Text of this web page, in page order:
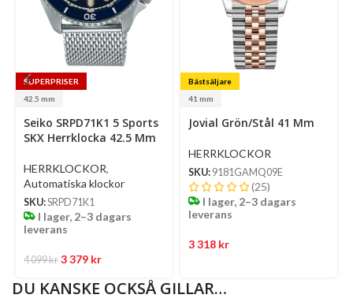
SUPERPRISER
42.5 mm
Select
options
Seiko SRPD71K1 5 Sports
SKX Herrklocka 42.5 Mm
HERRKLOCKOR,
Automatiska klockor
SKU:SRPD71K1
I lager, 2–3 dagars
leverans
4 099kr 3 379 kr
Bästsäljare
41 mm
Select
options
Jovial Grön/Stål 41 Mm
HERRKLOCKOR
SKU: 9181GAMQ09E
(25)
I lager, 2–3 dagars
leverans
3 318 kr
DU KANSKE OCKSÅ GILLAR…